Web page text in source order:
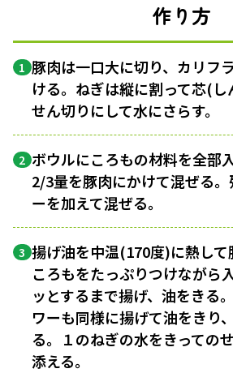
作り方
1 豚肉は一口大に切り、カリフ
ける。ねぎは縦に割って芯(
せん切りにして水にさらす。
2 ボウルにころもの材料を全部
2/3量を豚肉にかけて混ぜる
ーを加えて混ぜる。
3 揚げ油を中温(170度)に熱し
ころもをたっぷりつけながら
ッとするまで揚げ、油をきる
ワーも同様に揚げて油をきり
る。１のねぎの水をきっての
添える。